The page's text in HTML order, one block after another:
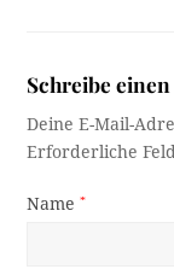
Schreibe
Deine E-Mail-
Erforderliche
Name*